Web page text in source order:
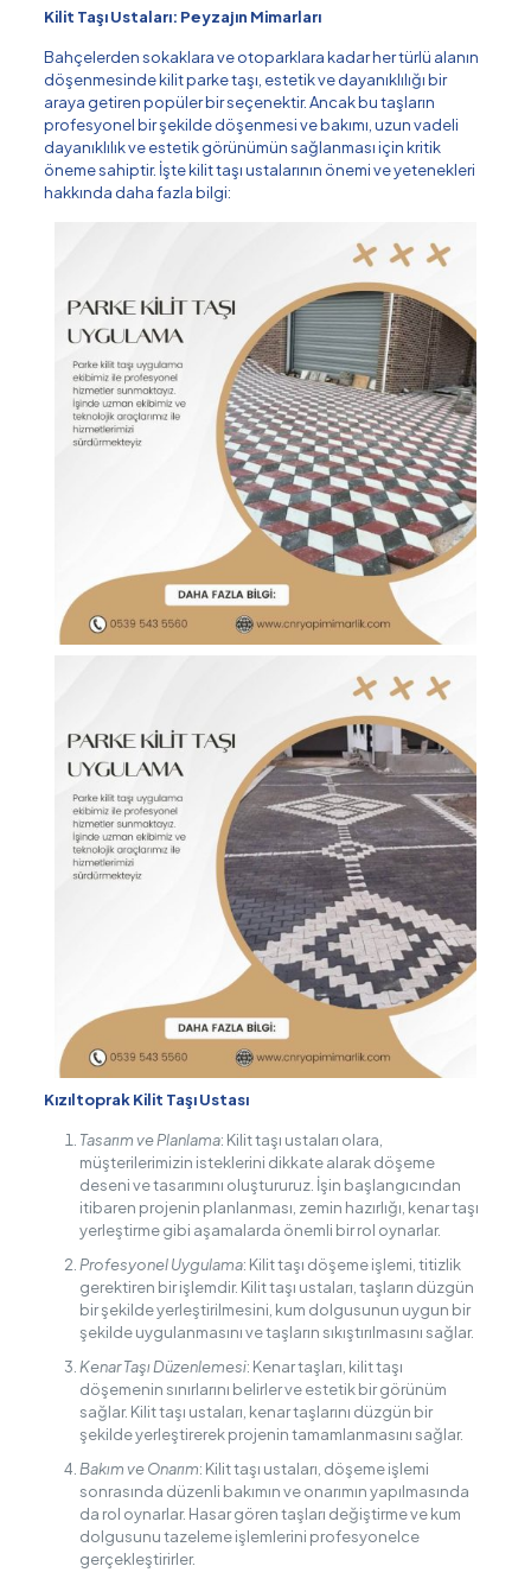
Kilit Taşı Ustaları: Peyzajın Mimarları
Bahçelerden sokaklara ve otoparklara kadar her türlü alanın
döşenmesinde kilit parke taşı, estetik ve dayanıklılığı bir
araya getiren popüler bir seçenektir. Ancak bu taşların
profesyonel bir şekilde döşenmesi ve bakımı, uzun vadeli
dayanıklılık ve estetik görünümün sağlanması için kritik
öneme sahiptir. İşte kilit taşı ustalarının önemi ve yetenekleri
hakkında daha fazla bilgi:
Kızıltoprak Kilit Taşı Ustası
Tasarım ve Planlama: Kilit taşı ustaları olara,
müşterilerimizin isteklerini dikkate alarak döşeme
deseni ve tasarımını oluştururuz. İşin başlangıcından
itibaren projenin planlanması, zemin hazırlığı, kenar taşı
yerleştirme gibi aşamalarda önemli bir rol oynarlar.
Profesyonel Uygulama: Kilit taşı döşeme işlemi, titizlik
gerektiren bir işlemdir. Kilit taşı ustaları, taşların düzgün
bir şekilde yerleştirilmesini, kum dolgusunun uygun bir
şekilde uygulanmasını ve taşların sıkıştırılmasını sağlar.
Kenar Taşı Düzenlemesi: Kenar taşları, kilit taşı
döşemenin sınırlarını belirler ve estetik bir görünüm
sağlar. Kilit taşı ustaları, kenar taşlarını düzgün bir
şekilde yerleştirerek projenin tamamlanmasını sağlar.
Bakım ve Onarım: Kilit taşı ustaları, döşeme işlemi
sonrasında düzenli bakımın ve onarımın yapılmasında
da rol oynarlar. Hasar gören taşları değiştirme ve kum
dolgusunu tazeleme işlemlerini profesyonelce
gerçekleştirirler.